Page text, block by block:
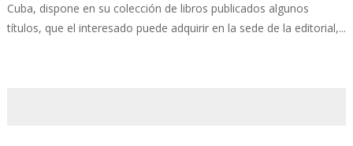
Cuba, dispone en su colección de libros publicados algunos
títulos, que el interesado puede adquirir en la sede de la editorial,...